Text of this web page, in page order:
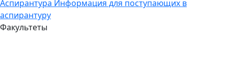
Аспирантура Информация для поступающих в
аспирантуру
Факультеты